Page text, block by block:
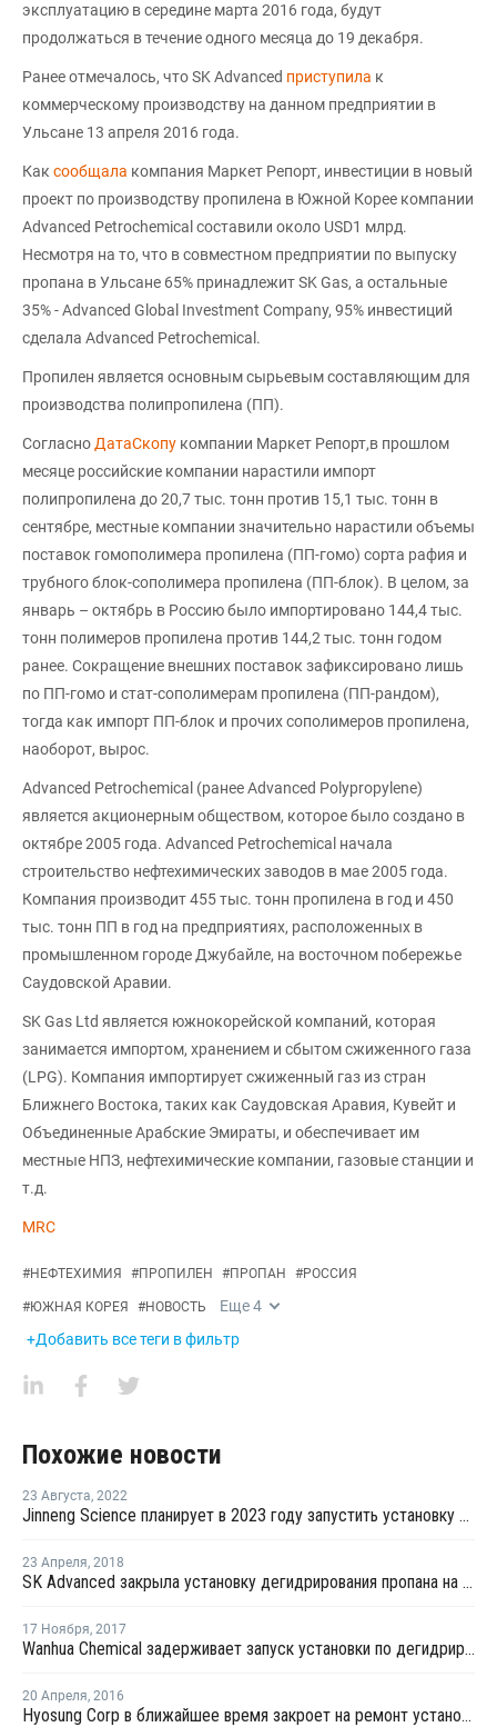
эксплуатацию в середине марта 2016 года, будут
продолжаться в течение одного месяца до 19 декабря.
Ранее отмечалось, что SK Advanced приступила к
коммерческому производству на данном предприятии в
Ульсане 13 апреля 2016 года.
Как сообщала компания Маркет Репорт, инвестиции в новый
проект по производству пропилена в Южной Корее компании
Advanced Petrochemical составили около USD1 млрд.
Несмотря на то, что в совместном предприятии по выпуску
пропана в Ульсане 65% принадлежит SK Gas, а остальные
35% - Advanced Global Investment Company, 95% инвестиций
сделала Advanced Petrochemical.
Пропилен является основным сырьевым составляющим для
производства полипропилена (ПП).
Согласно ДатаСкопу компании Маркет Репорт,в прошлом
месяце российские компании нарастили импорт
полипропилена до 20,7 тыс. тонн против 15,1 тыс. тонн в
сентябре, местные компании значительно нарастили объемы
поставок гомополимера пропилена (ПП-гомо) сорта рафия и
трубного блок-сополимера пропилена (ПП-блок). В целом, за
январь – октябрь в Россию было импортировано 144,4 тыс.
тонн полимеров пропилена против 144,2 тыс. тонн годом
ранее. Сокращение внешних поставок зафиксировано лишь
по ПП-гомо и стат-сополимерам пропилена (ПП-рандом),
тогда как импорт ПП-блок и прочих сополимеров пропилена,
наоборот, вырос.
Advanced Petrochemical (ранее Advanced Polypropylene)
является акционерным обществом, которое было создано в
октябре 2005 года. Advanced Petrochemical начала
строительство нефтехимических заводов в мае 2005 года.
Компания производит 455 тыс. тонн пропилена в год и 450
тыс. тонн ПП в год на предприятиях, расположенных в
промышленном городе Джубайле, на восточном побережье
Саудовской Аравии.
SK Gas Ltd является южнокорейской компаний, которая
занимается импортом, хранением и сбытом сжиженного газа
(LPG). Компания импортирует сжиженный газ из стран
Ближнего Востока, таких как Саудовская Аравия, Кувейт и
Объединенные Арабские Эмираты, и обеспечивает им
местные НПЗ, нефтехимические компании, газовые станции и
т.д.
MRC
#НЕФТЕХИМИЯ #ПРОПИЛЕН #ПРОПАН #РОССИЯ
#ЮЖНАЯ КОРЕЯ #НОВОСТЬ Еще4
+Добавить все теги в фильтр
Похожие новости
23 Августа, 2022
Jinneng Science планирует в 2023 году запустить установку дегидрирования пропана и производство ПП в Китае
23 Апреля, 2018
SK Advanced закрыла установку дегидрирования пропана на ремонт
17 Ноября, 2017
Wanhua Chemical задерживает запуск установки по дегидрированию пропана в Китае
20 Апреля, 2016
Hyosung Corp в ближайшее время закроет на ремонт установку дегидрирования пропана